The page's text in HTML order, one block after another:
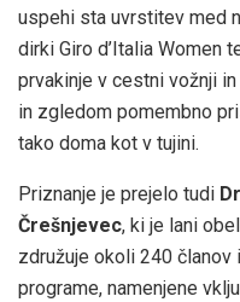
uspehi sta uvrstitev med
dirki Giro d’Italia Women
prvakinje v cestni vožnji
in zgledom pomembno
tako doma kot v tujini.
Priznanje je prejelo tudi
Črešnjevec, ki je lani
združuje okoli 240
programe, namenjene